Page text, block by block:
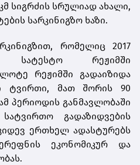
სიგრძის სრულიად ახალი,
სარკინიგზო ხაზი.
რომელიც 2017
რეჟიმში
რეჟიმში გადაიზიდა
ტვირთი, მათ შორის 90
პერიოდის განმავლობაში
გადაზიდვების
ერთხელ ადასტურებს
ეკონომიკურ და